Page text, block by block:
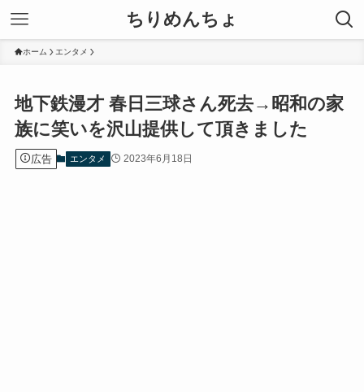
ちりめんちょ
ホーム エンタメ
地下鉄漫才 春日三球さん死去→昭和の家
族に笑いを沢山提供して頂きました
広告 エンタメ 2023年6月18日